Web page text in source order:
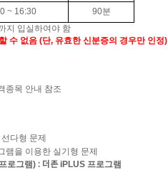
~ 16:30 90분
지 입실하여야 함
수 없음 (단, 유효한 신분증의 경우만 인정)
종목 안내 참조
다형 문제
램을 이용한 실기형 문제
로그램) : 더존 iPLUS 프로그램